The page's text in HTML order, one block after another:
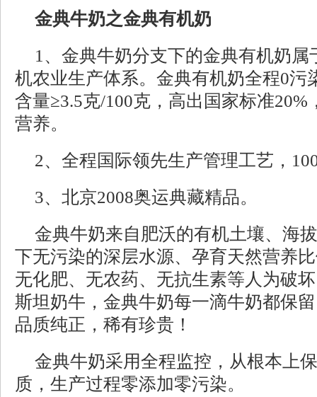
金典牛奶之金典有机奶
1、金典牛奶分支下的金典有机奶
机农业生产体系。金典有机奶全程0污
含量≥3.5克/100克，高出国家标准
营养。
2、全程国际领先生产管理工艺，
3、北京2008奥运典藏精品。
金典牛奶来自肥沃的有机土壤、海
下无污染的深层水源、孕育天然营养
无化肥、无农药、无抗生素等人为破
斯坦奶牛，金典牛奶每一滴牛奶都保
品质纯正，稀有珍贵！
金典牛奶采用全程监控，从根本上
质，生产过程零添加零污染。